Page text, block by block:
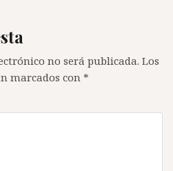
no será publicada. Los
marcados con *